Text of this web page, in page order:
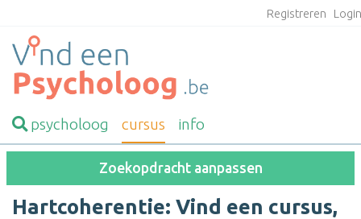
Registreren
psycholoog cursus info
Zoekopdracht aanpassen
Hartcoherentie: Vind een cursus,